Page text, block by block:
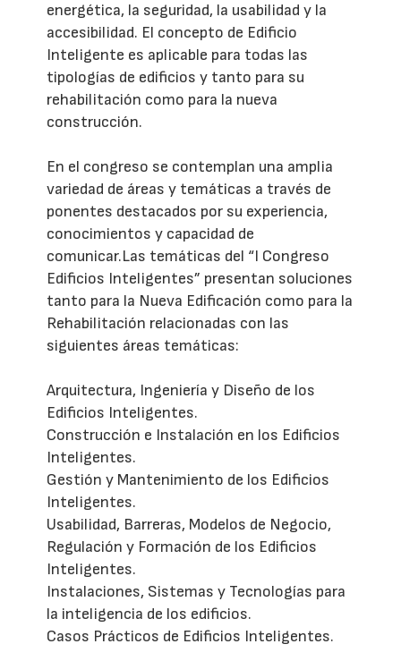
energética, la seguridad, la usabilidad y la
accesibilidad. El concepto de Edificio
Inteligente es aplicable para todas las
tipologías de edificios y tanto para su
rehabilitación como para la nueva
construcción.
En el congreso se contemplan una amplia
variedad de áreas y temáticas a través de
ponentes destacados por su experiencia,
conocimientos y capacidad de
comunicar.Las temáticas del “I Congreso
Edificios Inteligentes” presentan soluciones
tanto para la Nueva Edificación como para la
Rehabilitación relacionadas con las
siguientes áreas temáticas:
Arquitectura, Ingeniería y Diseño de los
Edificios Inteligentes.
Construcción e Instalación en los Edificios
Inteligentes.
Gestión y Mantenimiento de los Edificios
Inteligentes.
Usabilidad, Barreras, Modelos de Negocio,
Regulación y Formación de los Edificios
Inteligentes.
Instalaciones, Sistemas y Tecnologías para
la inteligencia de los edificios.
Casos Prácticos de Edificios Inteligentes.